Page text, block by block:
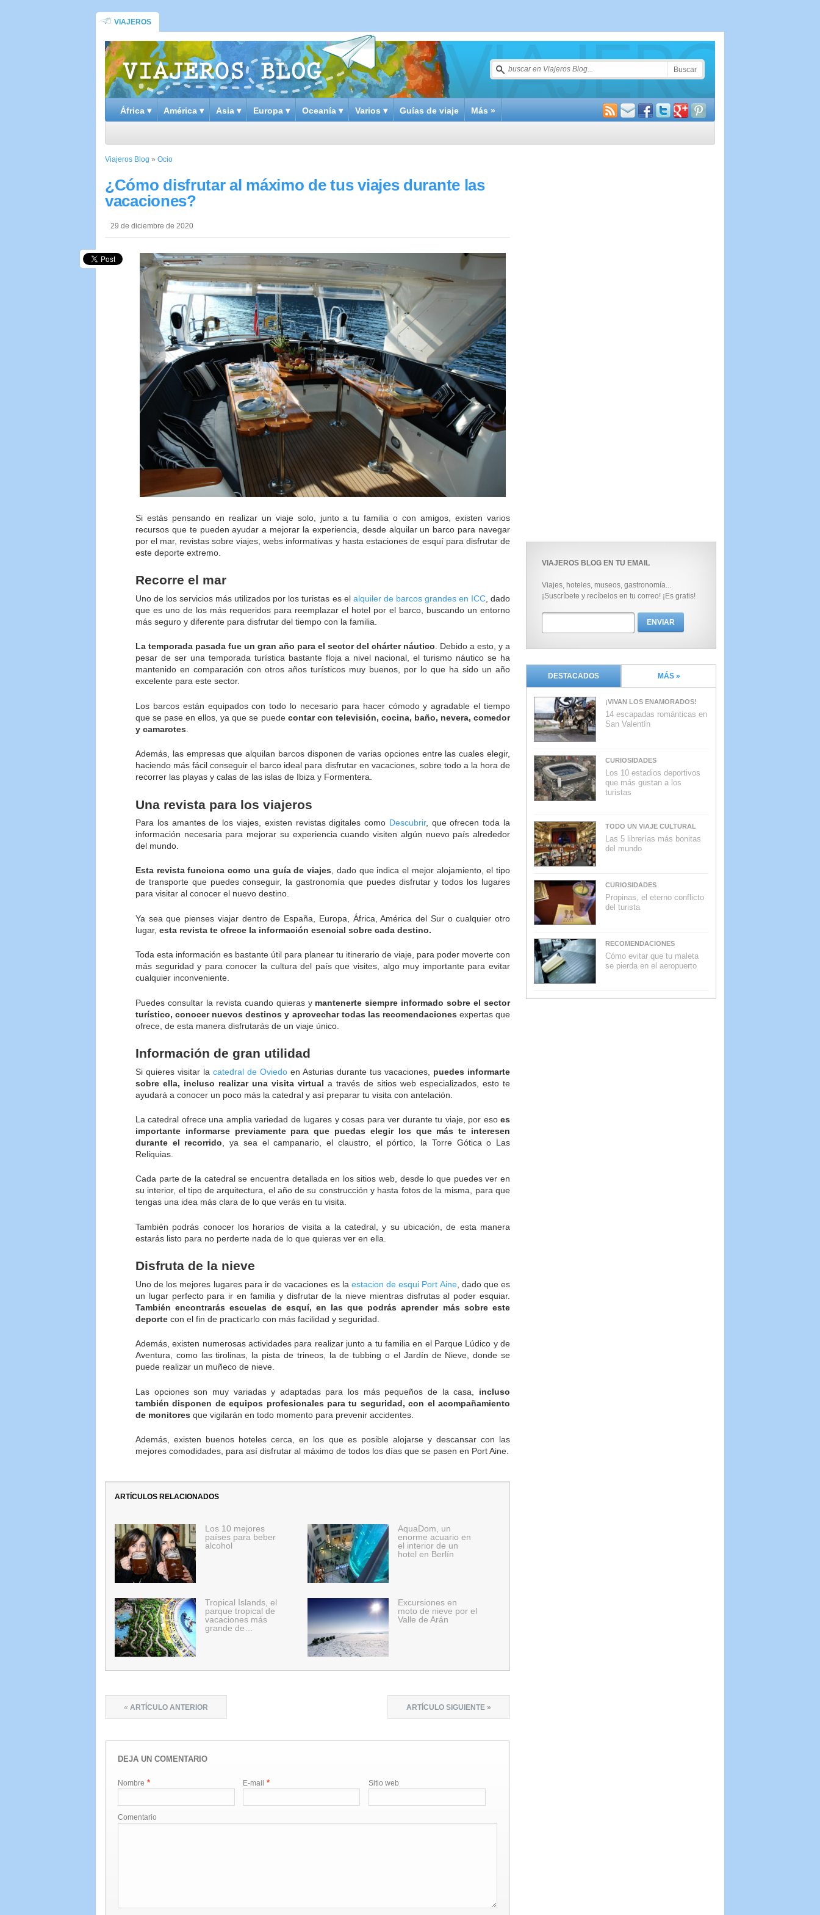
VIAJEROS
África ▾ América ▾ Asia ▾ Europa ▾ Oceanía ▾ Varios ▾ Guías de viaje Más »
Viajeros Blog » Ocio
¿Cómo disfrutar al máximo de tus viajes durante las
vacaciones?
29 de diciembre de 2020
Si estás pensando en realizar un viaje solo, junto a tu familia o con amigos, existen varios
recursos que te pueden ayudar a mejorar la experiencia, desde alquilar un barco para navegar
por el mar, revistas sobre viajes, webs informativas y hasta estaciones de esquí para disfrutar de
este deporte extremo.
Recorre el mar
Uno de los servicios más utilizados por los turistas es el alquiler de barcos grandes en ICC, dado
que es uno de los más requeridos para reemplazar el hotel por el barco, buscando un entorno
más seguro y diferente para disfrutar del tiempo con la familia.
La temporada pasada fue un gran año para el sector del chárter náutico. Debido a esto, y a
pesar de ser una temporada turística bastante floja a nivel nacional, el turismo náutico se ha
mantenido en comparación con otros años turísticos muy buenos, por lo que ha sido un año
excelente para este sector.
Los barcos están equipados con todo lo necesario para hacer cómodo y agradable el tiempo
que se pase en ellos, ya que se puede contar con televisión, cocina, baño, nevera, comedor
y camarotes
Además, las empresas que alquilan barcos disponen de varias opciones entre las cuales elegir,
haciendo más fácil conseguir el barco ideal para disfrutar en vacaciones, sobre todo a la hora de
recorrer las playas y calas de las islas de Ibiza y Formentera.
Una revista para los viajeros
Para los amantes de los viajes, existen revistas digitales como Descubrir, que ofrecen toda la
información necesaria para mejorar su experiencia cuando visiten algún nuevo país alrededor
del mundo.
Esta revista funciona como una guía de viajes, dado que indica el mejor alojamiento, el tipo
de transporte que puedes conseguir, la gastronomía que puedes disfrutar y todos los lugares
para visitar al conocer el nuevo destino.
Ya sea que pienses viajar dentro de España, Europa, África, América del Sur o cualquier otro
lugar, esta revista te ofrece la información esencial sobre cada destino.
Toda esta información es bastante útil para planear tu itinerario de viaje, para poder moverte con
más seguridad y para conocer la cultura del país que visites, algo muy importante para evitar
cualquier inconveniente.
Puedes consultar la revista cuando quieras y mantenerte siempre informado sobre el sector
turístico, conocer nuevos destinos y aprovechar todas las recomendaciones expertas que
ofrece, de esta manera disfrutarás de un viaje único.
Información de gran utilidad
Si quieres visitar la catedral de Oviedo en Asturias durante tus vacaciones, puedes informarte
sobre ella, incluso realizar una visita virtual a través de sitios web especializados, esto te
ayudará a conocer un poco más la catedral y así preparar tu visita con antelación.
La catedral ofrece una amplia variedad de lugares y cosas para ver durante tu viaje, por eso es
importante informarse previamente para que puedas elegir los que más te interesen
durante el recorrido , ya sea el campanario, el claustro, el pórtico, la Torre Gótica o Las
Reliquias.
Cada parte de la catedral se encuentra detallada en los sitios web, desde lo que puedes ver en
su interior, el tipo de arquitectura, el año de su construcción y hasta fotos de la misma, para que
tengas una idea más clara de lo que verás en tu visita.
También podrás conocer los horarios de visita a la catedral, y su ubicación, de esta manera
estarás listo para no perderte nada de lo que quieras ver en ella.
Disfruta de la nieve
Uno de los mejores lugares para ir de vacaciones es la estacion de esqui Port Aine, dado que es
un lugar perfecto para ir en familia y disfrutar de la nieve mientras disfrutas al poder esquiar.
También encontrarás escuelas de esquí, en las que podrás aprender más sobre este
deporte con el fin de practicarlo con más facilidad y seguridad.
Además, existen numerosas actividades para realizar junto a tu familia en el Parque Lúdico y de
Aventura, como las tirolinas, la pista de trineos, la de tubbing o el Jardín de Nieve, donde se
puede realizar un muñeco de nieve.
Las opciones son muy variadas y adaptadas para los más pequeños de la casa,
incluso
también disponen de equipos profesionales para tu seguridad, con el acompañamiento
de monitores que vigilarán en todo momento para prevenir accidentes.
Además, existen buenos hoteles cerca, en los que es posible alojarse y descansar con las
mejores comodidades, para así disfrutar al máximo de todos los días que se pasen en Port Aine.
ARTÍCULOS RELACIONADOS
Los 10 mejores
países para beber
alcohol
AquaDom, un
enorme acuario en
el interior de un
hotel en Berlín
Tropical Islands, el
parque tropical de
vacaciones más
grande de…
Excursiones en
moto de nieve por el
Valle de Arán
« ARTÍCULO ANTERIOR ARTÍCULO SIGUIENTE »
DEJA UN COMENTARIO
Nombre * E-mail * Sitio web
Comentario
VIAJEROS BLOG EN TU EMAIL
Viajes, hoteles, museos, gastronomía...
¡Suscríbete y recíbelos en tu correo! ¡Es gratis!
DESTACADOS MÁS »
¡VIVAN LOS ENAMORADOS!
14 escapadas románticas en
San Valentín
CURIOSIDADES
Los 10 estadios deportivos
que más gustan a los
turistas
TODO UN VIAJE CULTURAL
Las 5 librerías más bonitas
del mundo
CURIOSIDADES
Propinas, el eterno conflicto
del turista
RECOMENDACIONES
Cómo evitar que tu maleta
se pierda en el aeropuerto